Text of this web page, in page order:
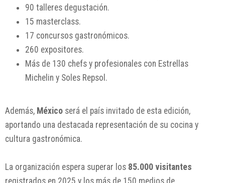
90 talleres degustación.
15 masterclass.
17 concursos gastronómicos.
260 expositores.
Más de 130 chefs y profesionales con Estrellas
Michelin y Soles Repsol.
Además, México será el país invitado de esta edición,
aportando una destacada representación de su cocina y
cultura gastronómica.
La organización espera superar los 85.000 visitantes
registrados en 2025 y los más de 150 medios de